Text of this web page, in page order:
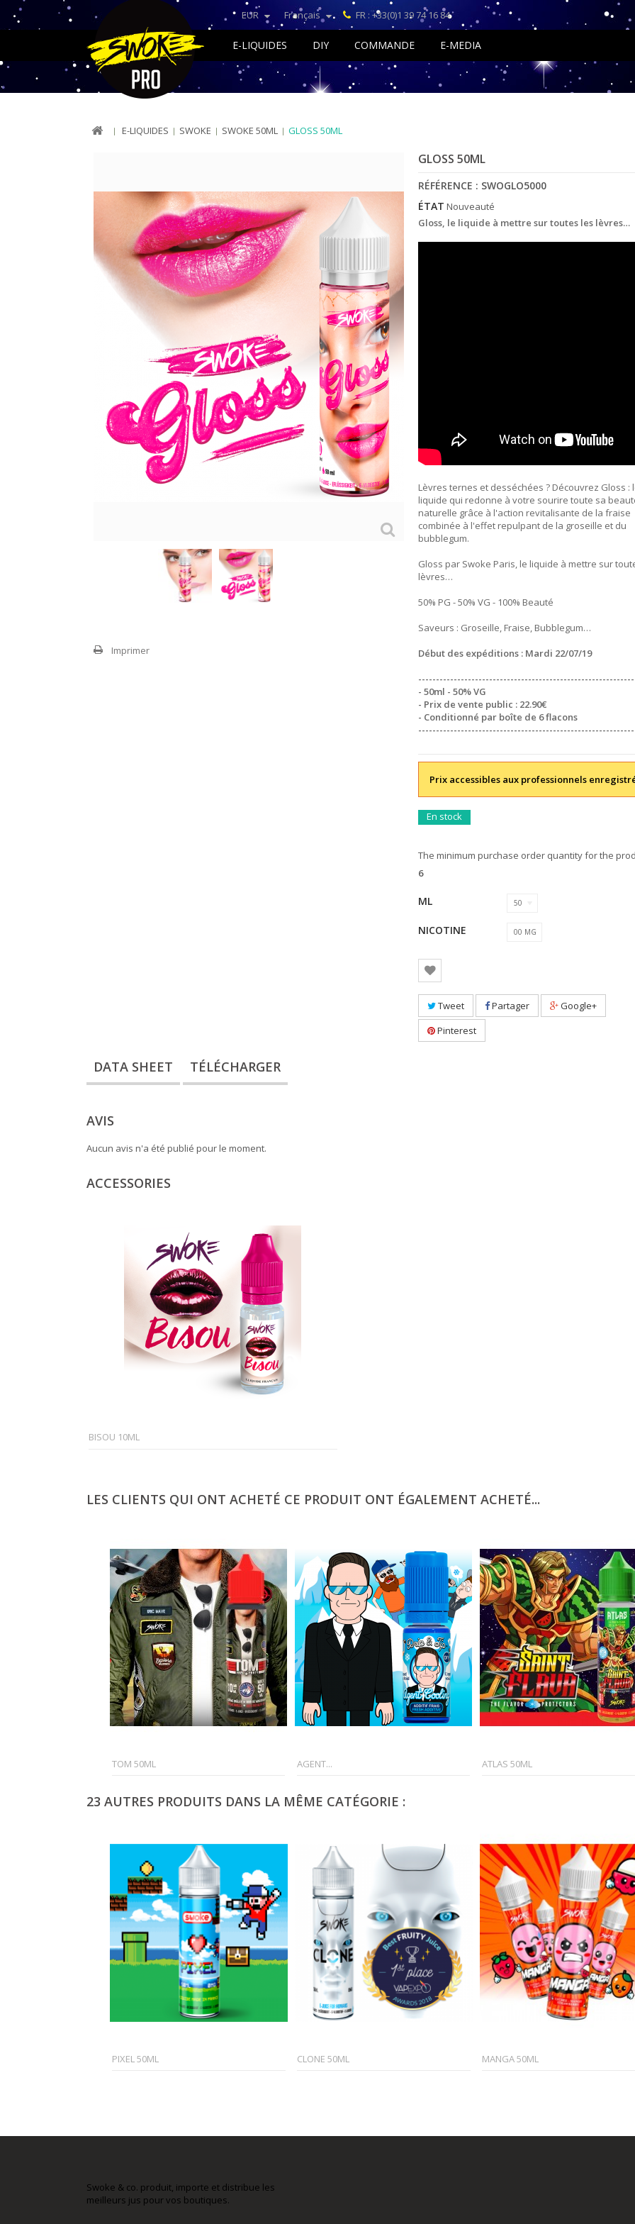
EUR Français FR : +33(0)1 39 74 16 84
E-LIQUIDES DIY COMMANDE E-MEDIA
E-LIQUIDES SWOKE SWOKE 50ML GLOSS 50ML
Imprimer
GLOSS 50ML
RÉFÉRENCE : SWOGLO5000
ÉTAT Nouveauté
Gloss, le liquide à mettre sur toutes les lèvres…
Lèvres ternes et desséchées ? Découvrez Gloss :
liquide qui redonne à votre sourire toute sa
naturelle grâce à l'action revitalisante de la fraise
combinée à l'effet repulpant de la groseille et du
bubblegum.
Gloss par Swoke Paris, le liquide à mettre sur
lèvres…
50% PG - 50% VG - 100% Beauté
Saveurs : Groseille, Fraise, Bubblegum…
Début des expéditions : Mardi 22/07/19
--------------------------------------------
- 50ml - 50% VG
- Prix de vente public : 22.90€
- Conditionné par boîte de 6 flacons
--------------------------------------------
Prix accessibles aux professionnels
En stock
The minimum purchase order quantity for the
6
ML 50
NICOTINE 00 MG
Tweet Partager
Google+
Pinterest
DATA SHEET TÉLÉCHARGER
AVIS
Aucun avis n'a été publié pour le moment.
ACCESSORIES
BISOU 10ML
LES CLIENTS QUI ONT ACHETÉ CE PRODUIT ONT ÉGALEMENT ACHETÉ...
TOM 50ML AGENT... ATLAS 50ML
23 AUTRES PRODUITS DANS LA MÊME CATÉGORIE :
PIXEL 50ML CLONE 50ML MANGA 50ML
Swoke & co. produit, importe et distribue les
meilleurs jus pour vos boutiques.